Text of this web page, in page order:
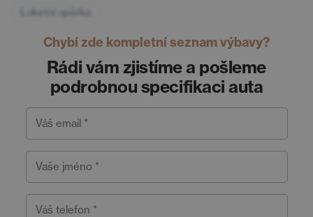
Loketní opěrka
Chybí zde kompletní seznam výbavy?
Rádi vám zjistíme a pošleme
podrobnou specifikaci auta
Váš email *
Vaše jméno *
Váš telefon *